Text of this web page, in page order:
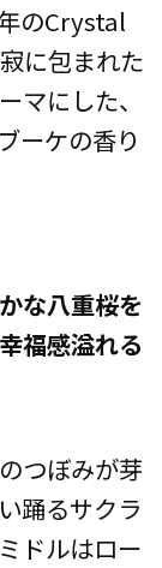
のCrystal
に包まれた
マにした、
ーケの香り
な八重桜を
福感溢れる
つぼみが芽
踊るサクラ
ドルはロー